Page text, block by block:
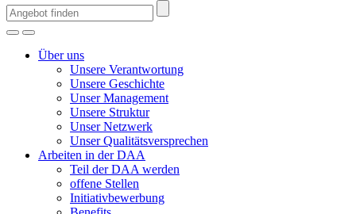
Über uns
Unsere Verantwortung
Unsere Geschichte
Unser Management
Unsere Struktur
Unser Netzwerk
Unser Qualitätsversprechen
Arbeiten in der DAA
Teil der DAA werden
offene Stellen
Initiativbewerbung